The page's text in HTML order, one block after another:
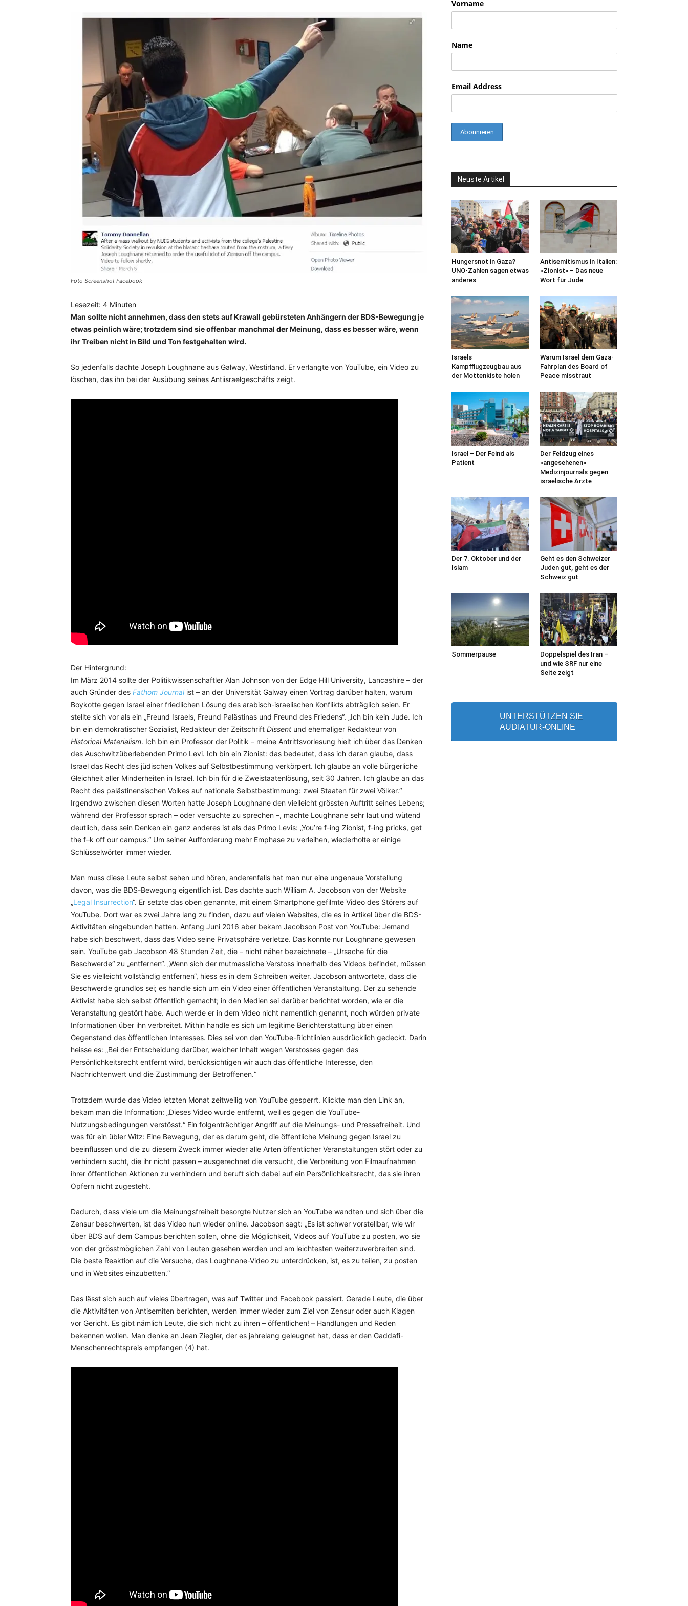
Foto Screenshot Facebook
Lesezeit: 4 Minuten
Man sollte nicht annehmen, dass den stets auf Krawall gebürsteten Anhängern der BDS-Bewegung je
etwas peinlich wäre; trotzdem sind sie offenbar manchmal der Meinung, dass es besser wäre, wenn
ihr Treiben nicht in Bild und Ton festgehalten wird.
So jedenfalls dachte Joseph Loughnane aus Galway, Westirland. Er verlangte von YouTube, ein Video zu
löschen, das ihn bei der Ausübung seines Antiisraelgeschäfts zeigt.
Der Hintergrund:
Im März 2014 sollte der Politikwissenschaftler Alan Johnson von der Edge Hill University, Lancashire – der
auch Gründer des Fathom Journalist – an der Universität Galway einen Vortrag darüber halten, warum
Boykotte gegen Israel einer friedlichen Lösung des arabisch-israelischen Konflikts abträglich seien. Er
stellte sich vor als ein „Freund Israels, Freund Palästinas und Freund des Friedens“. „Ich bin kein Jude. Ich
bin ein demokratischer Sozialist, Redakteur der Zeitschrift Dissent und ehemaliger Redakteur von
Historical Materialism. Ich bin ein Professor der Politik – meine Antrittsvorlesung hielt ich über das Denken
des Auschwitzüberlebenden Primo Levi. Ich bin ein Zionist: das bedeutet, dass ich daran glaube, dass
Israel das Recht des jüdischen Volkes auf Selbstbestimmung verkörpert. Ich glaube an volle bürgerliche
Gleichheit aller Minderheiten in Israel. Ich bin für die Zweistaatenlösung, seit 30 Jahren. Ich glaube an das
Recht des palästinensischen Volkes auf nationale Selbstbestimmung: zwei Staaten für zwei Völker.“
Irgendwo zwischen diesen Worten hatte Joseph Loughnane den vielleicht grössten Auftritt seines Lebens;
während der Professor sprach – oder versuchte zu sprechen –, machte Loughnane sehr laut und wütend
deutlich, dass sein Denken ein ganz anderes ist als das Primo Levis: „You’re f-ing Zionist, f-ing pricks, get
the f–k off our campus.“ Um seiner Aufforderung mehr Emphase zu verleihen, wiederholte er einige
Schlüsselwörter immer wieder.
Man muss diese Leute selbst sehen und hören, anderenfalls hat man nur eine ungenaue Vorstellung
davon, was die BDS-Bewegung eigentlich ist. Das dachte auch William A. Jacobson von der Website
„Legal Insurrection“. Er setzte das oben genannte, mit einem Smartphone gefilmte Video des Störers auf
YouTube. Dort war es zwei Jahre lang zu finden, dazu auf vielen Websites, die es in Artikel über die BDS-
Aktivitäten eingebunden hatten. Anfang Juni 2016 aber bekam Jacobson Post von YouTube: Jemand
habe sich beschwert, dass das Video seine Privatsphäre verletze. Das konnte nur Loughnane gewesen
sein. YouTube gab Jacobson 48 Stunden Zeit, die – nicht näher bezeichnete – „Ursache für die
Beschwerde“ zu „entfernen“. „Wenn sich der mutmassliche Verstoss innerhalb des Videos befindet, müssen
Sie es vielleicht vollständig entfernen“, hiess es in dem Schreiben weiter. Jacobson antwortete, dass die
Beschwerde grundlos sei; es handle sich um ein Video einer öffentlichen Veranstaltung. Der zu sehende
Aktivist habe sich selbst öffentlich gemacht; in den Medien sei darüber berichtet worden, wie er die
Veranstaltung gestört habe. Auch werde er in dem Video nicht namentlich genannt, noch würden private
Informationen über ihn verbreitet. Mithin handle es sich um legitime Berichterstattung über einen
Gegenstand des öffentlichen Interesses. Dies sei von den YouTube-Richtlinien ausdrücklich gedeckt. Darin
heisse es: „Bei der Entscheidung darüber, welcher Inhalt wegen Verstosses gegen das
Persönlichkeitsrecht entfernt wird, berücksichtigen wir auch das öffentliche Interesse, den
Nachrichtenwert und die Zustimmung der Betroffenen.“
Trotzdem wurde das Video letzten Monat zeitweilig von YouTube gesperrt. Klickte man den Link an,
bekam man die Information: „Dieses Video wurde entfernt, weil es gegen die YouTube-
Nutzungsbedingungen verstösst.“ Ein folgenträchtiger Angriff auf die Meinungs- und Pressefreiheit. Und
was für ein übler Witz: Eine Bewegung, der es darum geht, die öffentliche Meinung gegen Israel zu
beeinflussen und die zu diesem Zweck immer wieder alle Arten öffentlicher Veranstaltungen stört oder zu
verhindern sucht, die ihr nicht passen – ausgerechnet die versucht, die Verbreitung von Filmaufnahmen
ihrer öffentlichen Aktionen zu verhindern und beruft sich dabei auf ein Persönlichkeitsrecht, das sie ihren
Opfern nicht zugesteht.
Dadurch, dass viele um die Meinungsfreiheit besorgte Nutzer sich an YouTube wandten und sich über die
Zensur beschwerten, ist das Video nun wieder online. Jacobson sagt: „Es ist schwer vorstellbar, wie wir
über BDS auf dem Campus berichten sollen, ohne die Möglichkeit, Videos auf YouTube zu posten, wo sie
von der grösstmöglichen Zahl von Leuten gesehen werden und am leichtesten weiterzuverbreiten sind.
Die beste Reaktion auf die Versuche, das Loughnane-Video zu unterdrücken, ist, es zu teilen, zu posten
und in Websites einzubetten.“
Das lässt sich auch auf vieles übertragen, was auf Twitter und Facebook passiert. Gerade Leute, die über
die Aktivitäten von Antisemiten berichten, werden immer wieder zum Ziel von Zensur oder auch Klagen
vor Gericht. Es gibt nämlich Leute, die sich nicht zu ihren – öffentlichen! – Handlungen und Reden
bekennen wollen. Man denke an Jean Ziegler, der es jahrelang geleugnet hat, dass er den Gaddafi-
Menschenrechtspreis empfangen (4) hat.
Vorname
Name
Email Address
Neuste Artikel
Hungersnot in Gaza?
UNO-Zahlen sagen etwas
anderes
Antisemitismus in Italien:
«Zionist» – Das neue
Wort für Jude
Israels
Kampfflugzeugbau aus
der Mottenkiste holen
Warum Israel dem Gaza-
Fahrplan des Board of
Peace misstraut
Israel – Der Feind als
Patient
Der Feldzug eines
«angesehenen»
Medizinjournals gegen
israelische Ärzte
Der 7. Oktober und der
Islam
Geht es den Schweizer
Juden gut, geht es der
Schweiz gut
Sommerpause
Doppelspiel des Iran –
und wie SRF nur eine
Seite zeigt
UNTERSTÜTZEN SIE
AUDIATUR-ONLINE